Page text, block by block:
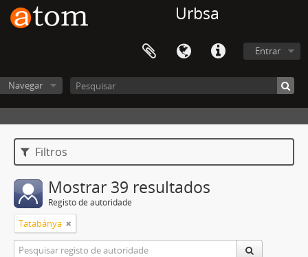
Urbsa
Entrar
Navegar
Filtros
Mostrar 39 resultados
Registo de autoridade
Tatabánya